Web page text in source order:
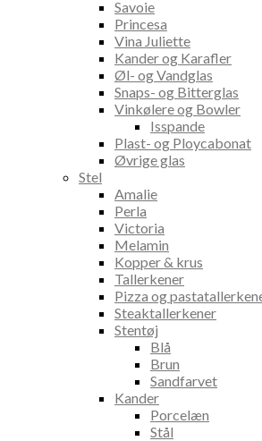
Savoie
Princesa
Vina Juliette
Kander og Karafler
Øl- og Vandglas
Snaps- og Bitterglas
Vinkølere og Bowler
Isspande
Plast- og Ploycabonat
Øvrige glas
Stel
Amalie
Perla
Victoria
Melamin
Kopper & krus
Tallerkener
Pizza og
Steaktallerkener
Stentøj
Blå
Brun
Sandfarvet
Kander
Porcelæn
Stål